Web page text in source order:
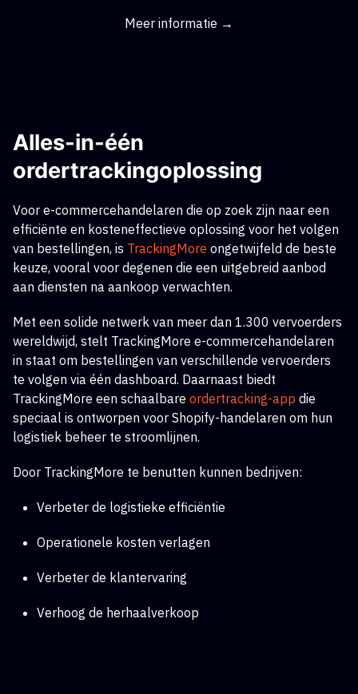
Meer informatie →
Alles-in-één
ordertrackingoplossing
Voor e-commercehandelaren die op zoek zijn naar een
efficiënte en kosteneffectieve oplossing voor het volgen
van bestellingen, is TrackingMore ongetwijfeld de beste
keuze, vooral voor degenen die een uitgebreid aanbod
aan diensten na aankoop verwachten.
Met een solide netwerk van meer dan 1.300 vervoerders
wereldwijd, stelt TrackingMore e-commercehandelaren
in staat om bestellingen van verschillende vervoerders
te volgen via één dashboard. Daarnaast biedt
TrackingMore een schaalbare ordertracking-app die
speciaal is ontworpen voor Shopify-handelaren om hun
logistiek beheer te stroomlijnen.
Door TrackingMore te benutten kunnen bedrijven:
Verbeter de logistieke efficiëntie
Operationele kosten verlagen
Verbeter de klantervaring
Verhoog de herhaalverkoop